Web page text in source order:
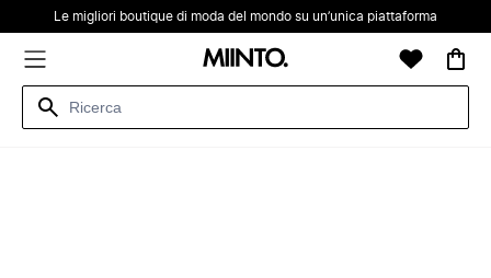
Le migliori boutique di moda del mondo su un’unica piattaforma